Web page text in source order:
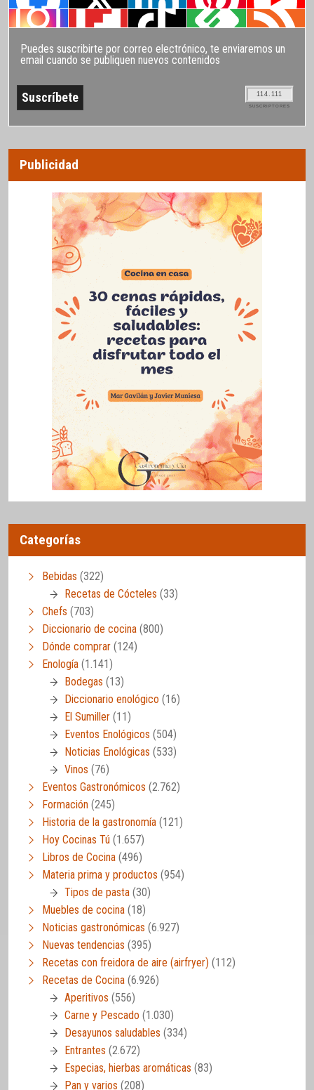
Puedes suscribirte por correo electrónico, te enviaremos un
email cuando se publiquen nuevos contenidos
114.111
SUSCRIPTORES
Publicidad
Categorías
Bebidas (322)
Recetas de Cócteles (33)
Chefs (703)
Diccionario de cocina (800)
Dónde comprar (124)
Enología (1.141)
Bodegas (13)
Diccionario enológico (16)
El Sumiller (11)
Eventos Enológicos (504)
Noticias Enológicas (533)
Vinos (76)
Eventos Gastronómicos (2.762)
Formación (245)
Historia de la gastronomía (121)
Hoy Cocinas Tú (1.657)
Libros de Cocina (496)
Materia prima y productos (954)
Tipos de pasta (30)
Muebles de cocina (18)
Noticias gastronómicas (6.927)
Nuevas tendencias (395)
Recetas con freidora de aire (airfryer) (112)
Recetas de Cocina (6.926)
Aperitivos (556)
Carne y Pescado (1.030)
Desayunos saludables (334)
Entrantes (2.672)
Especias, hierbas aromáticas (83)
Pan y varios (208)